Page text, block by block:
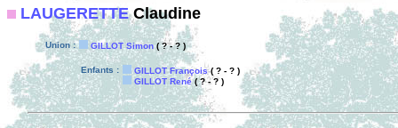
LAUGERETTEClaudine
Union : GILLOT Simon( ? - ? )
Enfants : GILLOT François( ? - ? )
GILLOT René( ? - ? )